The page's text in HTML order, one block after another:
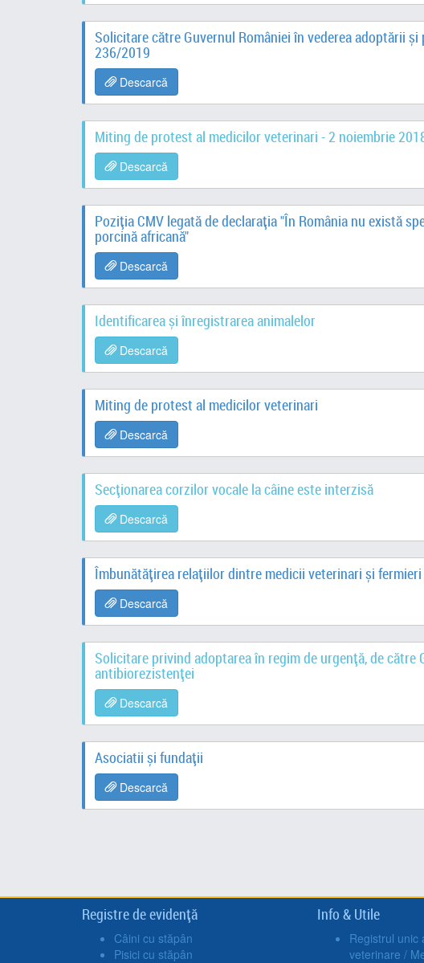
Solicitare către Guvernul României în vederea adoptării
236/2019
Descarcă
Miting de protest al medicilor veterinari - 2 noiembrie
Descarcă
Poziția CMV legată de declarația "În România nu există
porcină africană"
Descarcă
Identificarea și înregistrarea animalelor
Descarcă
Miting de protest al medicilor veterinari
Descarcă
Secționarea corzilor vocale la câine este interzisă
Descarcă
Îmbunătățirea relațiilor dintre medicii veterinari și fermieri
Descarcă
Solicitare privind adoptarea în regim de urgență, de către
antibiorezistenței
Descarcă
Asociatii și fundații
Descarcă
Registre de evidență
Câini cu stăpân
Pisici cu stăpân
Info & Utile
Registrul unic
veterinare /